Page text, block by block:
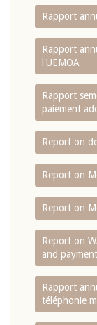
Rapport
Rapport
l'UEMOA
Rapport
paiement
Report on
Report on
Report on
Report on
and
Rapport
téléphonie